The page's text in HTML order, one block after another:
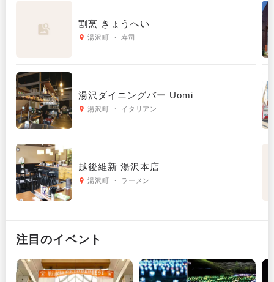
割烹 きょうへい
湯沢町 ・ 寿司
湯沢ダイニングバー Uomi
湯沢町 ・ イタリアン
越後維新 湯沢本店
湯沢町 ・ ラーメン
注目のイベント